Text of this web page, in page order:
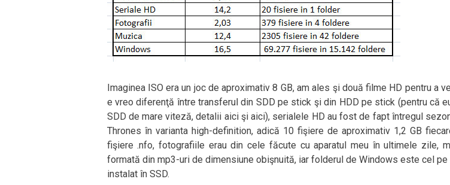
Imaginea ISO era un joc de aproximativ 8 GB, am ales şi două filme HD pentru a
e vreo diferenţă între transferul din SDD pe stick şi din HDD pe stick (pentru că
SDD de mare viteză, detalii aici şi aici), serialele HD au fost de fapt întregul
Thrones în varianta high-definition, adică 10 fişiere de aproximativ 1,2 GB
fişiere .nfo, fotografiile erau din cele făcute cu aparatul meu în ultimele zile,
formată din mp3-uri de dimensiune obişnuită, iar folderul de Windows este cel pe
instalat în SSD.